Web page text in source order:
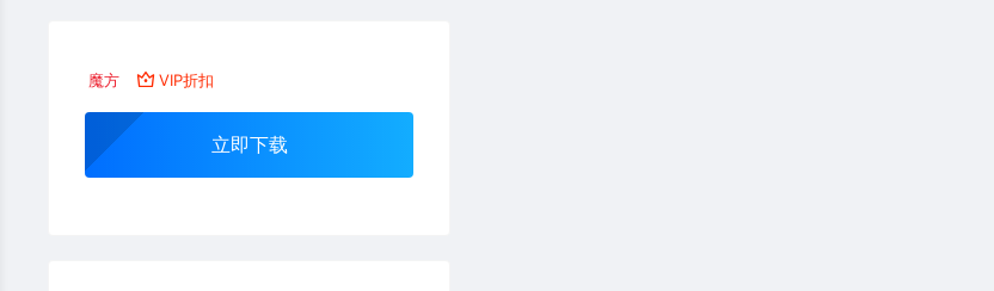
魔方 VIP折扣
立即下载